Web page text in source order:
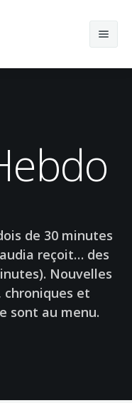
de 30 minutes
reçoit… des
Nouvelles
et
sont au menu.